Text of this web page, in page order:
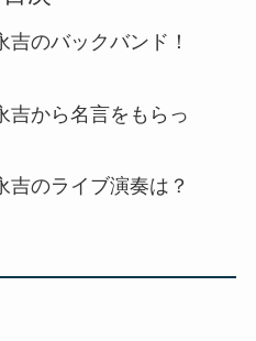
のバックバンド！
吉から名言をもらっ
吉のライブ演奏は？